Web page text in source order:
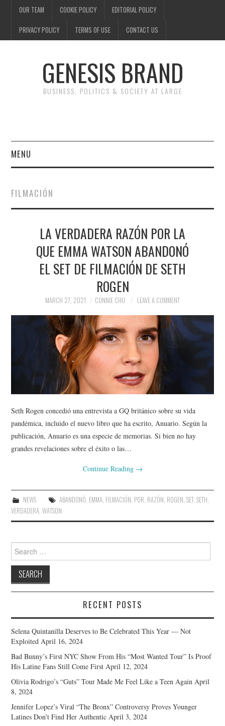
OUR TEAM COOKIE POLICY EDITORIAL POLICY
PRIVACY POLICY TERMS OF USE CONTACT US
GENESIS BRAND
BUSINESS, POLITICS & SOCIETY AT LARGE
MENU
FINANCE
NEWS
POLITICS
SPORTS
TECHNOLOGY
FILMACIÓN
LA VERDADERA RAZÓN POR LA
QUE EMMA WATSON ABANDONÓ
EL SET DE FILMACIÓN DE SETH
ROGEN
MARCH 27, 2021 CONNIE CHU LEAVE A COMMENT
Seth Rogen concedió una entrevista a GQ británico sobre su vida
pandémica, incluido el nuevo libro que ha escrito, Anuario. Según la
publicación, Anuario es una especie de memorias. Si bien no hay
grandes revelaciones sobre el éxito o las…
Continue Reading →
NEWS ABANDONÓ, EMMA, FILMACIÓN, POR, RAZÓN, ROGEN, SET, SETH,
VERDADERA,WATSON
Search
for:
RECENT POSTS
Selena Quintanilla Deserves to Be Celebrated This Year — Not
Exploited April 16, 2024
Bad Bunny’s First NYC Show From His “Most Wanted Tour” Is Proof
His Latine Fans Still Come First April 12, 2024
Olivia Rodrigo’s “Guts” Tour Made Me Feel Like a Teen Again April
8, 2024
Jennifer Lopez’s Viral “The Bronx” Controversy Proves Younger
Latines Don’t Find Her Authentic April 3, 2024